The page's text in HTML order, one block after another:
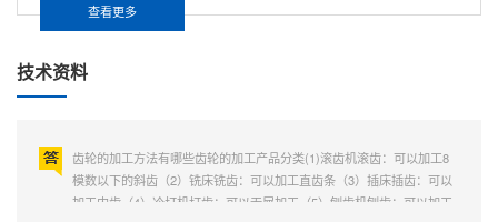
查看更多
技术资料
选定同步带齿形（齿距） 配套同步带的宽度 同步带轮的外圆周长等等
决您的问题？有的，同步带轮齿形加工还可以用铣床制造。铣床：铣床
模数以下的斜齿（2）铣床铣齿：可以加工直齿条（3）插床插齿：可以
加工内齿（4）冷打机打齿：可以无屑加工（5）刨齿机刨齿：可以加工